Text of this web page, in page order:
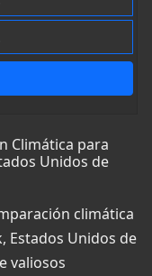
Climática para
Unidos de
climática
Estados Unidos de
valiosos